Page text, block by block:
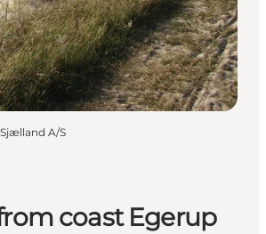
voyage
coast Egerup
A/S